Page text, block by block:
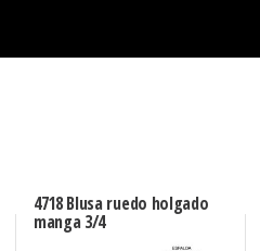
4718 Blusa ruedo holgado
manga 3/4